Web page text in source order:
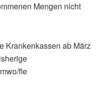
Mengen nicht
Krankenkassen ab März
fle